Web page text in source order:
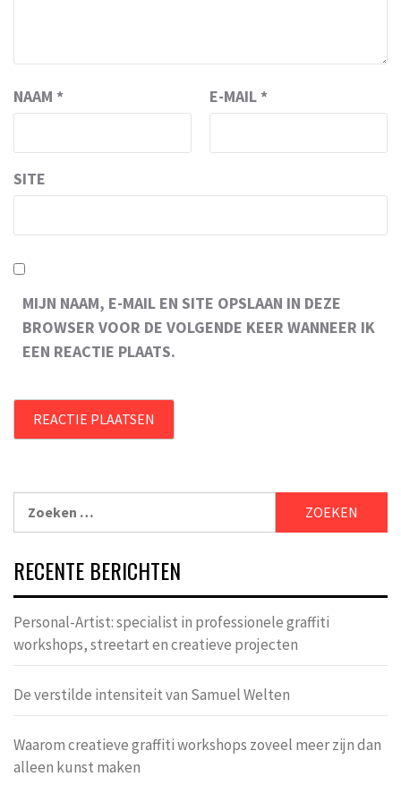
NAAM * E-MAIL *
SITE
MIJN NAAM, E-MAIL EN SITE OPSLAAN IN DEZE
BROWSER VOOR DE VOLGENDE KEER WANNEER IK
EEN REACTIE PLAATS.
naar:
RECENTE BERICHTEN
Personal-Artist: specialist in professionele graffiti
workshops, streetart en creatieve projecten
De verstilde intensiteit van Samuel Welten
Waarom creatieve graffiti workshops zoveel meer zijn dan
alleen kunst maken